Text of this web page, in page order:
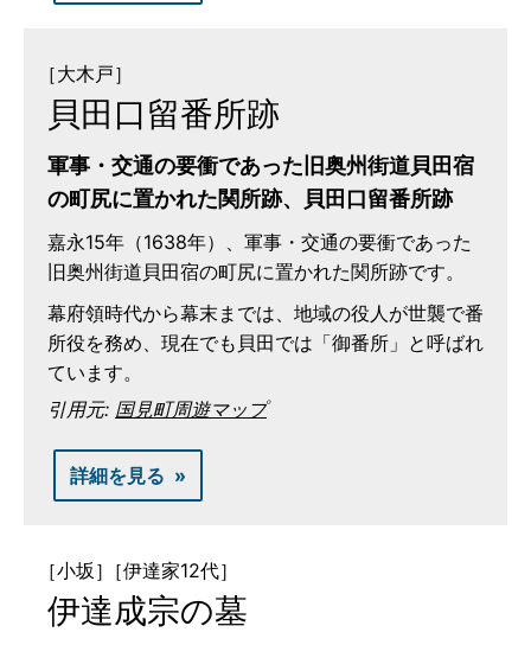
［大木戸］
貝田口留番所跡
軍事・交通の要衝であった旧奥州街道貝田宿
の町尻に置かれた関所跡、貝田口留番所跡
嘉永15年（1638年）、軍事・交通の要衝であった
旧奥州街道貝田宿の町尻に置かれた関所跡です。
幕府領時代から幕末までは、地域の役人が世襲で番
所役を務め、現在でも貝田では「御番所」と呼ばれ
ています。
引用元: 国見町周遊マップ
詳細を見る
［小坂］ ［伊達家12代］
伊達成宗の墓